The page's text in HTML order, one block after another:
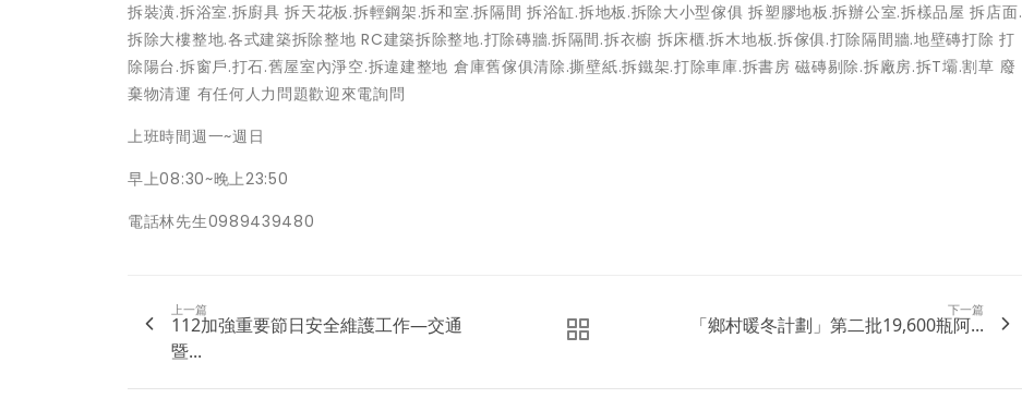
拆裝潢.拆浴室.拆廚具 拆天花板.拆輕鋼架.拆和室.拆隔間 拆浴缸.拆地板.拆除大小型傢俱 拆塑膠地板.拆辦公室.拆樣品屋 拆店面.
拆除大樓整地.各式建築拆除整地 RC建築拆除整地.打除磚牆.拆隔間.拆衣櫥 拆床櫃.拆木地板.拆傢俱.打除隔間牆.地壁磚打除 打
除陽台.拆窗戶.打石.舊屋室內淨空.拆違建整地 倉庫舊傢俱清除.撕壁紙.拆鐵架.打除車庫.拆書房 磁磚剔除.拆廠房.拆T壩.割草 廢
棄物清運 有任何人力問題歡迎來電詢問
上班時間週一~週日
早上08:30~晚上23:50
電話林先生0989439480
上一篇
112加強重要節日安全維護工作—交通
暨...
下一篇
「鄉村暖冬計劃」第二批19,600瓶阿...